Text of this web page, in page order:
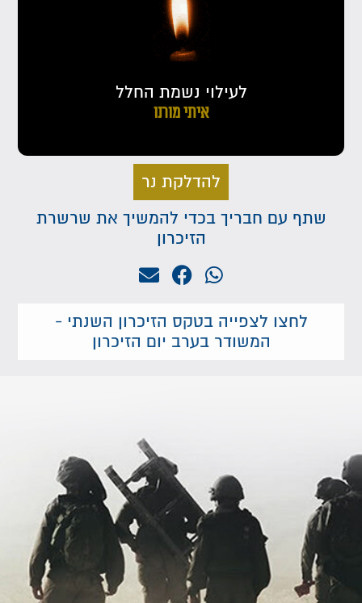
לעילוי נשמת החלל
איתי מורנו
להדלקת נר
שתף עם חבריך בכדי להמשיך את שרשרת
הזיכרון
לחצו לצפייה בטקס הזיכרון השנתי -
המשודר בערב יום הזיכרון